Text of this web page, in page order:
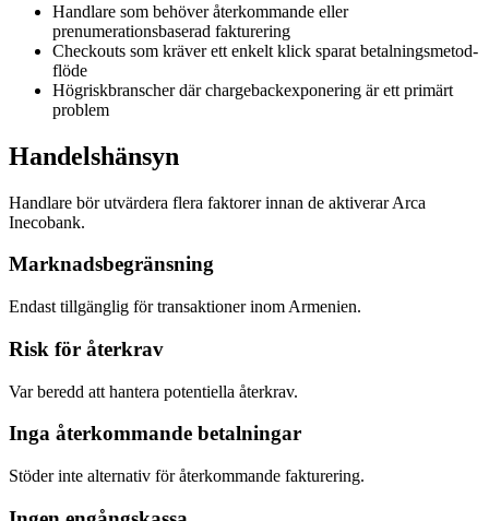
Handlare som behöver återkommande eller
prenumerationsbaserad fakturering
Checkouts som kräver ett enkelt klick sparat betalningsmetod-
flöde
Högriskbranscher där chargebackexponering är ett primärt
problem
Handelshänsyn
Handlare bör utvärdera flera faktorer innan de aktiverar Arca
Inecobank.
Marknadsbegränsning
Endast tillgänglig för transaktioner inom Armenien.
Risk för återkrav
Var beredd att hantera potentiella återkrav.
Inga återkommande betalningar
Stöder inte alternativ för återkommande fakturering.